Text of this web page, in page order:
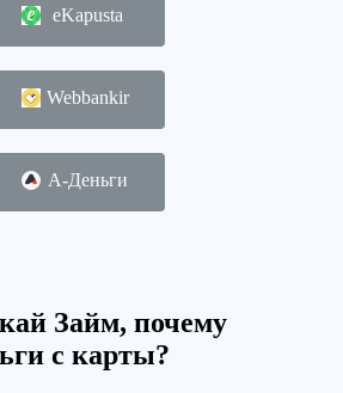
eKapusta
Webbankir
А-Деньги
Займ, почему
с карты?